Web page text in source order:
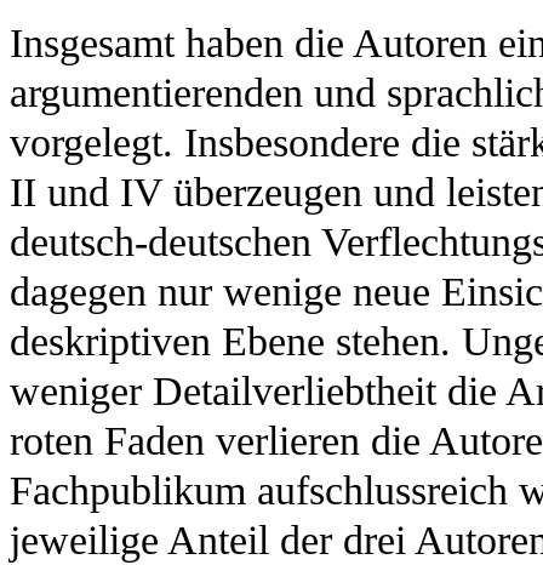
Insgesamt haben die Autoren
argumentierenden und
vorgelegt. Insbesondere die
II und IV überzeugen und
deutsch-deutschen
dagegen nur wenige neue
deskriptiven Ebene stehen.
weniger Detailverliebtheit die
roten Faden verlieren die
Fachpublikum aufschlussreich
jeweilige Anteil der drei